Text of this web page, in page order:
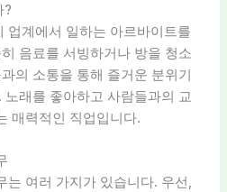
?
업계에서 일하는 아르바이트를
음료를 서빙하거나 방을 청소
의 소통을 통해 즐거운 분위기
래를 좋아하고 사람들과의 교
매력적인 직업입니다.
는 여러 가지가 있습니다. 우선,